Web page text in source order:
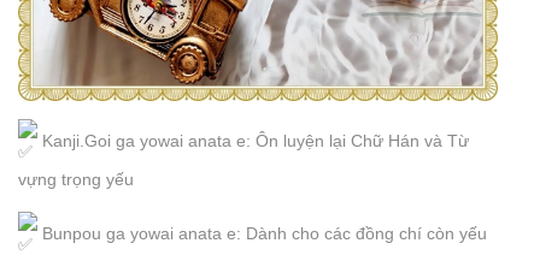
Kanji.Goi ga yowai anata e: Ôn luyện lại Chữ Hán và Từ
vựng trọng yếu
Bunpou ga yowai anata e: Dành cho các đồng chí còn yếu